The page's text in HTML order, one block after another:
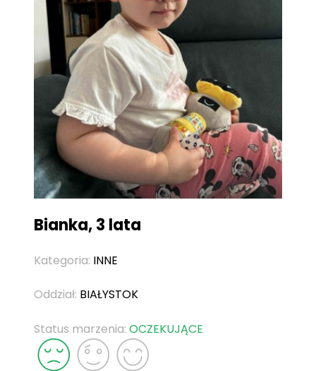
Bianka, 3 lata
Kategoria: INNE
Oddział: BIAŁYSTOK
Status marzenia: OCZEKUJĄCE